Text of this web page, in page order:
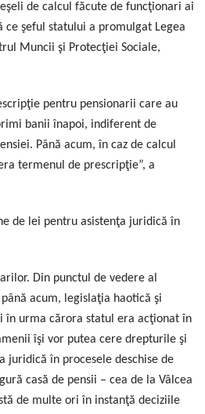
de calcul făcute de funcţionari ai
şeful statului a promulgat Legea
Muncii şi Protecţiei Sociale,
pentru pensionarii care au
banii înapoi, indiferent de
Până acum, în caz de calcul
termenul de prescripţie”, a
de lei pentru asistenţa juridică în
Din punctul de vedere al
acum, legislaţia haotică şi
în urma cărora statul era acţionat în
îşi vor putea cere drepturile şi
juridică în procesele deschise de
casă de pensii – cea de la Vâlcea
de multe ori în instanţă deciziile